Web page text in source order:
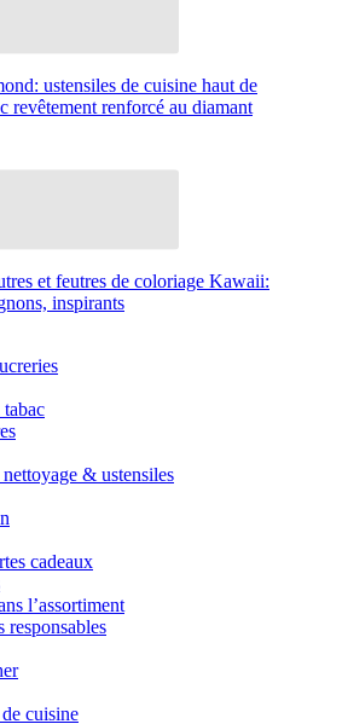
ustensiles de cuisine haut de
revêtement renforcé au diamant
et feutres de coloriage Kawaii:
inspirants
& ustensiles
cadeaux
l’assortiment
responsables
cuisine